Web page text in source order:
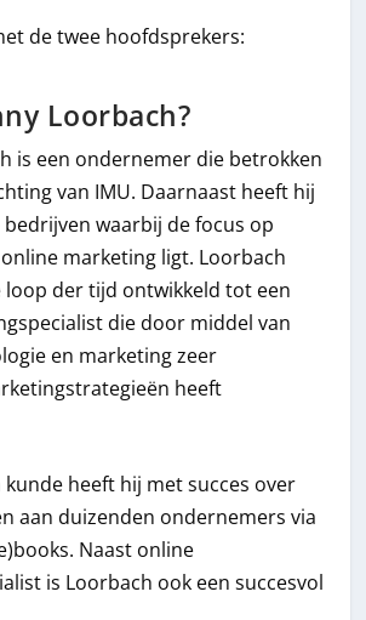
de twee hoofdsprekers:
Loorbach?
is een ondernemer die betrokken
van IMU. Daarnaast heeft hij
waarbij de focus op
marketing ligt. Loorbach
loop der tijd ontwikkeld tot een
die door middel van
en marketing zeer
heeft
kunde heeft hij met succes over
aan duizenden ondernemers via
Naast online
is Loorbach ook een succesvol